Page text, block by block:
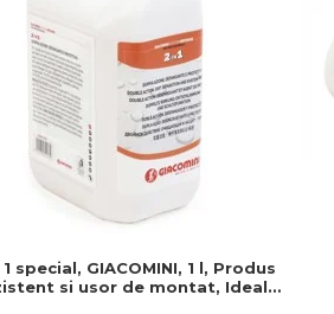
special, GIACOMINI, 1 l, Produs
si usor de montat, Ideal